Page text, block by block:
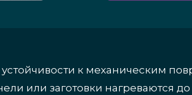
к механическим
или заготовки нагреваются